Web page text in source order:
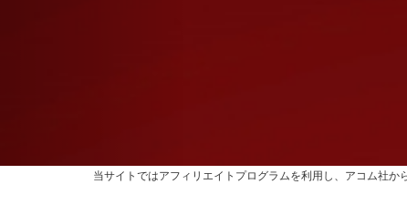
当サイトではアフィリエイトプログラムを利用し、アコム社